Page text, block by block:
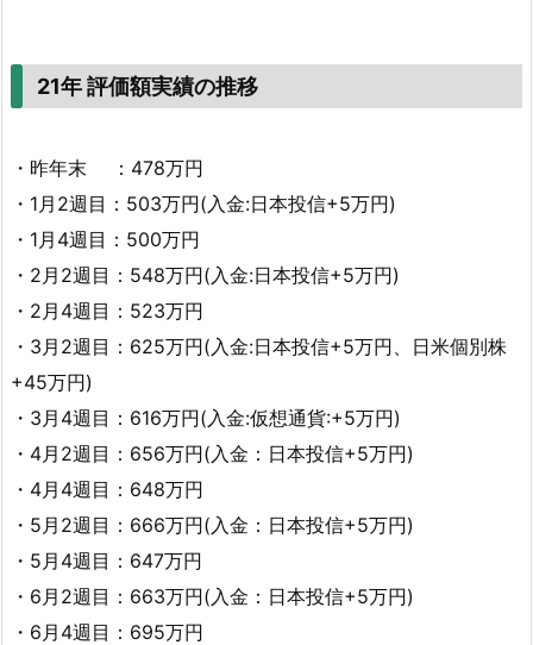
21年 評価額実績の推移
・昨年末 ：478万円
・1月2週目：503万円(入金:日本投信+5万円)
・1月4週目：500万円
・2月2週目：548万円(入金:日本投信+5万円)
・2月4週目：523万円
・3月2週目：625万円(入金:日本投信+5万円、日米個別株
+45万円)
・3月4週目：616万円(入金:仮想通貨:+5万円)
・4月2週目：656万円(入金：日本投信+5万円)
・4月4週目：648万円
・5月2週目：666万円(入金：日本投信+5万円)
・5月4週目：647万円
・6月2週目：663万円(入金：日本投信+5万円)
・6月4週目：695万円